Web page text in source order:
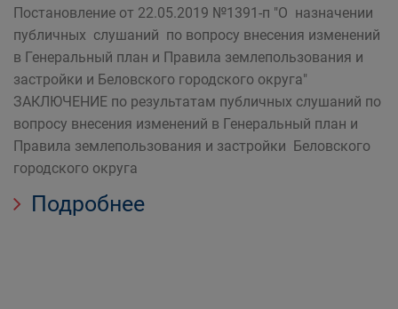
Постановление от 22.05.2019 №1391-п "О назначении
публичных слушаний по вопросу внесения изменений
в Генеральный план и Правила землепользования и
застройки и Беловского городского округа"
ЗАКЛЮЧЕНИЕ по результатам публичных слушаний по
вопросу внесения изменений в Генеральный план и
Правила землепользования и застройки Беловского
городского округа
Подробнее